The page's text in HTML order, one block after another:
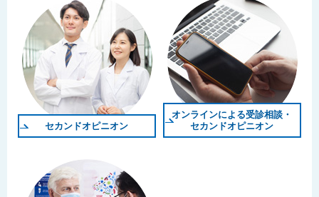
セカンドオピニオン
オンラインによる受診相談・
セカンドオピニオン